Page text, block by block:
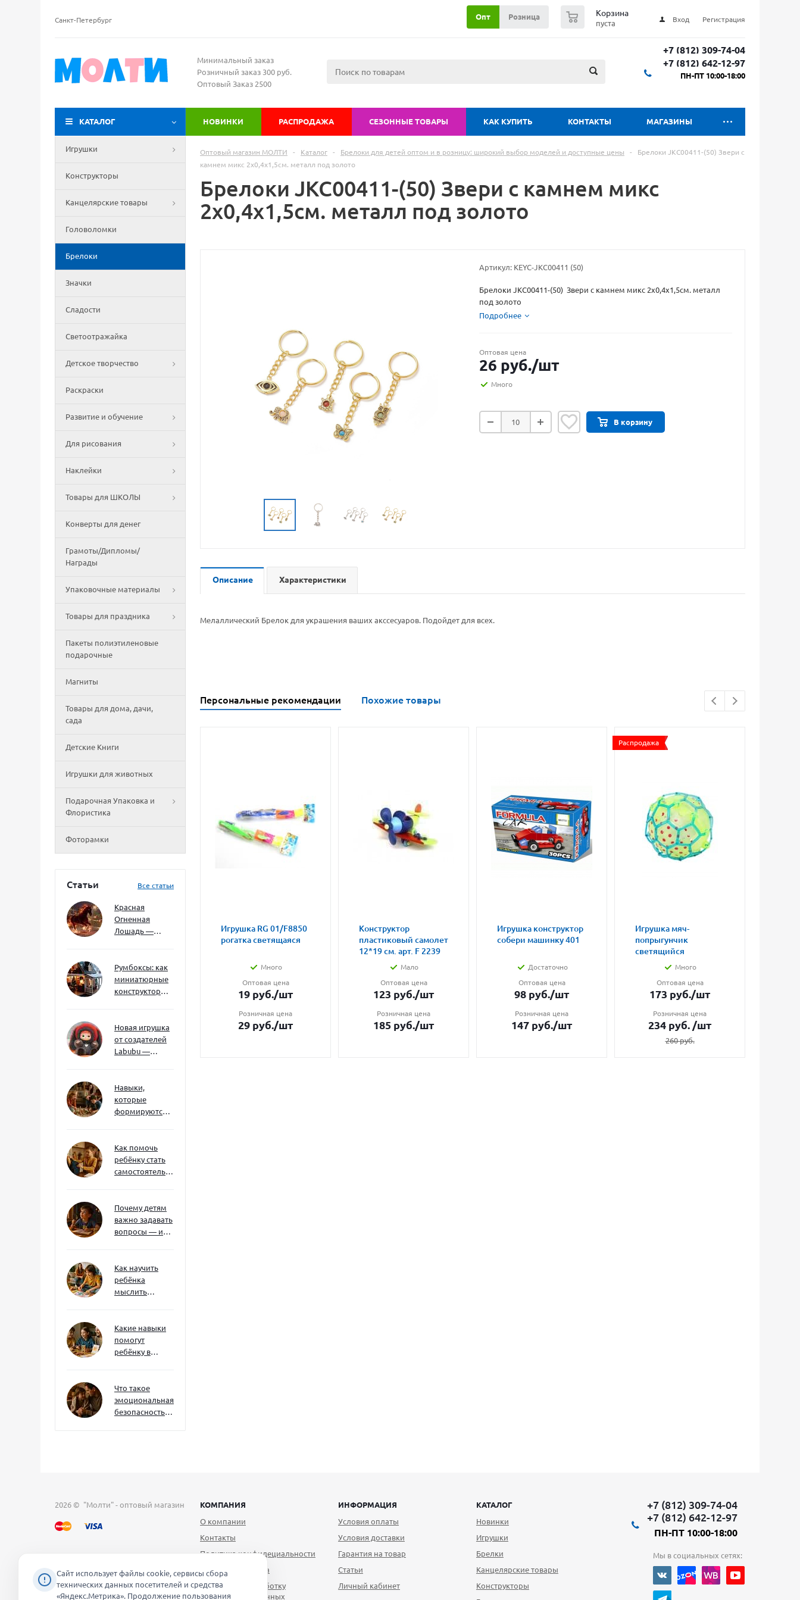
Санкт-Петербург Вход Регистрация
Корзина
пуста
Опт Розница
Минимальный заказ
Розничный заказ 300 руб.
Оптовый Заказ 2500
+7 (812) 309-74-04
+7 (812) 642-12-97
ПН-ПТ 10:00-18:00
КАТАЛОГ НОВИНКИ РАСПРОДАЖА СЕЗОННЫЕ ТОВАРЫ КАК КУПИТЬ КОНТАКТЫ МАГАЗИНЫ
Игрушки
Конструкторы
Канцелярские товары
Головоломки
Брелоки
Значки
Сладости
Светоотражайка
Детское творчество
Раскраски
Развитие и обучение
Для рисования
Наклейки
Товары для ШКОЛЫ
Конверты для денег
Грамоты/Дипломы/
Награды
Упаковочные материалы
Товары для праздника
Пакеты полиэтиленовые
подарочные
Магниты
Товары для дома, дачи,
сада
Детские Книги
Игрушки для животных
Подарочная Упаковка и
Флористика
Фоторамки
Статьи Все статьи
Красная
Огненная
Лошадь —
ждать и как
подготовиться
Румбоксы: как
миниатюрные
конструкторы
мышление и
внимание к
деталям
Новая игрушка
от создателей
Labubu —
Навыки,
которые
формируются
ребёнка
успешным
Как помочь
ребёнку стать
самостоятельным
Почему детям
важно задавать
вопросы — и
Как научить
ребёнка
мыслить
сложностей
Какие навыки
помогут
ребёнку в
их уже сейчас
Что такое
эмоциональная
безопасность
Оптовый магазин МОЛТИ - Каталог - Брелоки для детей оптом и в розницу: широкий выбор моделей и доступные цены -
Брелоки JKC00411-(50) Звери с
камнем микс 2х0,4х1,5см. металл под золото
Брелоки JKC00411-(50) Звери с камнем микс
2х0,4х1,5см. металл под золото
Артикул: KEYC-JKC00411 (50)
Брелоки JKC00411-(50) Звери с камнем микс 2х0,4х1,5см. металл
под золото
Подробнее
Оптовая цена
26 руб./шт
Много
В корзину
Описание Характеристики
Мелаллический Брелок для украшения ваших акссесуаров. Подойдет для всех.
Персональные рекомендации Похожие товары
Игрушка RG 01/F8850
рогатка светящаяся
Много
Оптовая цена
19 руб./шт
Розничная цена
29 руб./шт
Конструктор
пластиковый самолет
12*19 см. арт. F 2239
Мало
Оптовая цена
123 руб./шт
Розничная цена
185 руб./шт
Игрушка конструктор
собери машинку 401
Достаточно
Оптовая цена
98 руб./шт
Розничная цена
147 руб./шт
Распродажа
Игрушка мяч-
попрыгунчик
светящийся
Много
Оптовая цена
173 руб./шт
Розничная цена
234 руб. /шт
260руб.
2026 © "Молти" - оптовый магазин
КОМПАНИЯ
О компании
Контакты
Политика конфидециальности
Публичная оферта
Согласие на обработку
персональных данных
ИНФОРМАЦИЯ
Условия оплаты
Условия доставки
Гарантия на товар
Статьи
Личный кабинет
КАТАЛОГ
Новинки
Игрушки
Брелки
Канцелярские товары
Конструкторы
+7 (812) 309-74-04
+7 (812) 642-12-97
ПН-ПТ 10:00-18:00
Мы в социальных сетях:
Сайт использует файлы cookie, сервисы сбора
технических данных посетителей и средства
«Яндекс.Метрика». Продолжение пользования